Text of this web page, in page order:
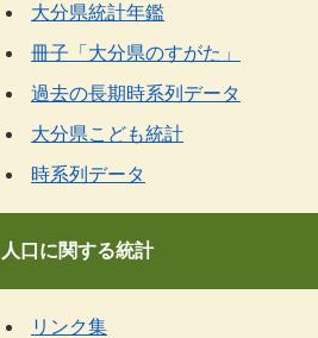
大分県統計年鑑
冊子「大分県のすがた」
過去の長期時系列データ
大分県こども統計
時系列データ
人口に関する統計
リンク集